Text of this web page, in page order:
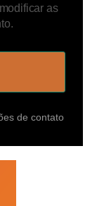
as
de contato